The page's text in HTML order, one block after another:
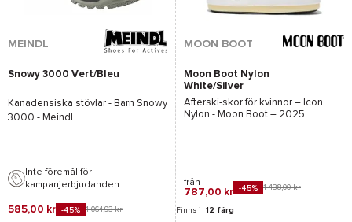
MEINDL
Snowy 3000 Vert/Bleu
Kanadensiska stövlar - Barn Snowy
3000 - Meindl
Inte föremål för
kampanjerbjudanden.
585,00 kr -45% 1 064,93 kr
MOON BOOT
Moon Boot Nylon
White/Silver
Afterski-skor för kvinnor – Icon
Nylon - Moon Boot – 2025
från
787,00 kr -45% 1 438,00 kr
Finns i 12 färg